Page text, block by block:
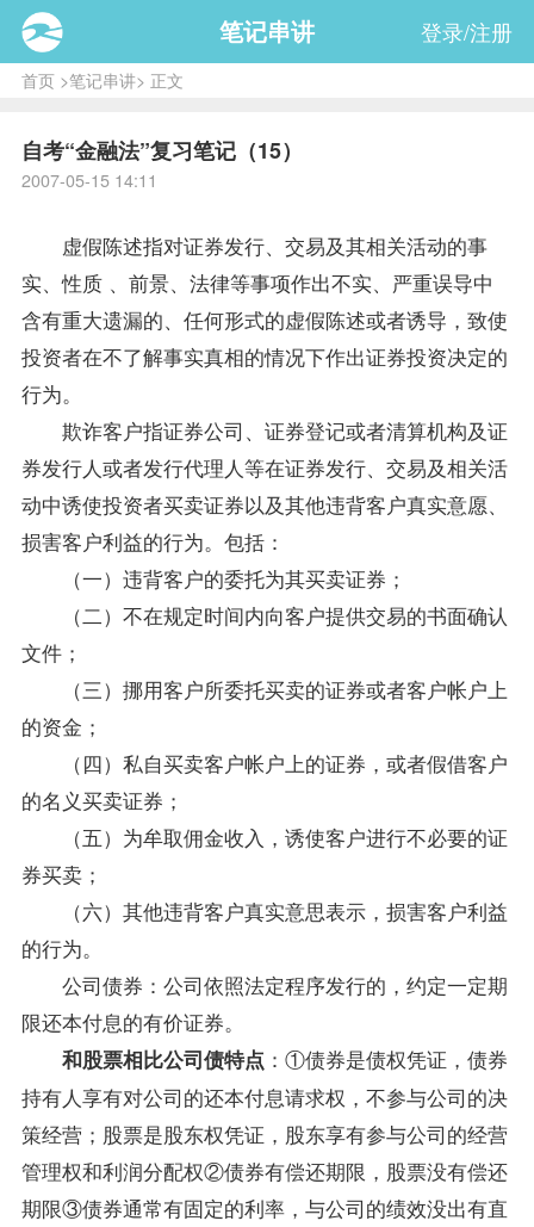
笔记串讲 登录/注册
首页>笔记串讲> 正文
自考“金融法”复习笔记（15）
2007-05-15 14:11
虚假陈述指对证券发行、交易及其相关活动的事
实、性质 、前景、法律等事项作出不实、严重误导中
含有重大遗漏的、任何形式的虚假陈述或者诱导，致使
投资者在不了解事实真相的情况下作出证券投资决定的
行为。
欺诈客户指证券公司、证券登记或者清算机构及证
券发行人或者发行代理人等在证券发行、交易及相关活
动中诱使投资者买卖证券以及其他违背客户真实意愿、
损害客户利益的行为。包括：
（一）违背客户的委托为其买卖证券；
（二）不在规定时间内向客户提供交易的书面确认
文件；
（三）挪用客户所委托买卖的证券或者客户帐户上
的资金；
（四）私自买卖客户帐户上的证券，或者假借客户
的名义买卖证券；
（五）为牟取佣金收入，诱使客户进行不必要的证
券买卖；
（六）其他违背客户真实意思表示，损害客户利益
的行为。
公司债券：公司依照法定程序发行的，约定一定期
限还本付息的有价证券。
和股票相比公司债特点 ：①债券是债权凭证，债券
持有人享有对公司的还本付息请求权，不参与公司的决
策经营；股票是股东权凭证，股东享有参与公司的经营
管理权和利润分配权②债券有偿还期限，股票没有偿还
期限③债券通常有固定的利率，与公司的绩效没出有直